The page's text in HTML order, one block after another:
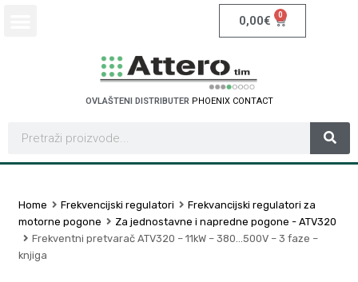
0,00€ 0
OVLAŠTENI DISTRIBUTER PHOENIX CONTACT
Home Frekvencijski regulatori
Frekvancijski regulatori za
motorne pogone
Za jednostavne i napredne pogone - ATV320
Frekventni pretvarač ATV320 – 11kW – 380…500V – 3 faze –
knjiga